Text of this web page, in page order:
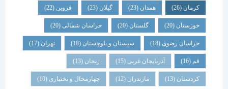
همدان گیلان قزوین
خوزستان(20) گلستان (20) خراسان شمالی(20)
خراسان رضوی(18) سیستان و بلوچستان(18) تهران
آذربایجان غربی(15) زنجان
کردستان(13) مازندران(12) چهارمحال و بختیاری (10)